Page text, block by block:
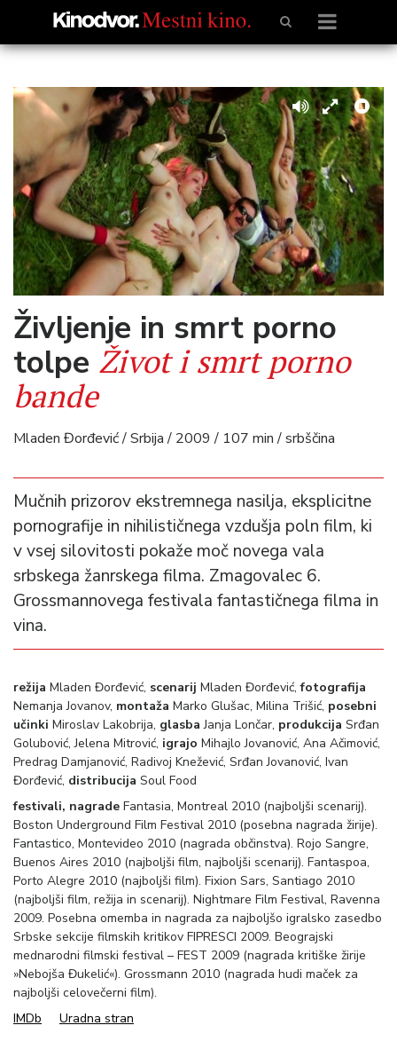
Življenje in smrt porno
tolpe Život i smrt porno
bande
Mladen Đorđević / Srbija / 2009 / 107 min / srbščina
Mučnih prizorov ekstremnega nasilja, eksplicitne
pornografije in nihilističnega vzdušja poln film, ki
v vsej silovitosti pokaže moč novega vala
srbskega žanrskega filma. Zmagovalec 6.
Grossmannovega festivala fantastičnega filma in
vina.
režija Mladen Đorđević, scenarij Mladen Đorđević,fotografija
Nemanja Jovanov, montaža Marko Glušac, Milina Trišić, posebni
učinki Miroslav Lakobrija, glasba Janja Lončar, produkcija Srđan
Golubović, Jelena Mitrović, igrajo Mihajlo Jovanović, Ana Ačimović,
Predrag Damjanović, Radivoj Knežević, Srđan Jovanović, Ivan
Đorđević, distribucija Soul Food
festivali, nagrade Fantasia, Montreal 2010 (najboljši scenarij).
Boston Underground Film Festival 2010 (posebna nagrada žirije).
Fantastico, Montevideo 2010 (nagrada občinstva). Rojo Sangre,
Buenos Aires 2010 (najboljši film, najboljši scenarij). Fantaspoa,
Porto Alegre 2010 (najboljši film). Fixion Sars, Santiago 2010
(najboljši film, režija in scenarij). Nightmare Film Festival, Ravenna
2009. Posebna omemba in nagrada za najboljšo igralsko zasedbo
Srbske sekcije filmskih kritikov FIPRESCI 2009. Beograjski
mednarodni filmski festival – FEST 2009 (nagrada kritiške žirije
»Nebojša Đukelić«). Grossmann 2010 (nagrada hudi maček za
najboljši celovečerni film).
IMDb
Uradna stran